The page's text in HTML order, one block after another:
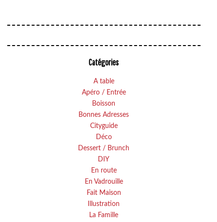
Catégories
A table
Apéro / Entrée
Boisson
Bonnes Adresses
Cityguide
Déco
Dessert / Brunch
DIY
En route
En Vadrouille
Fait Maison
Illustration
La Famille